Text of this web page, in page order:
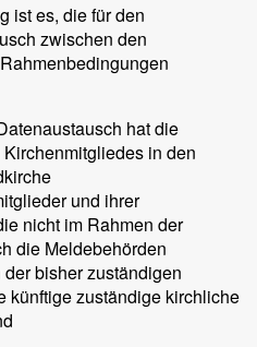
ist es, die für den
zwischen den
hat die
in den
und ihrer
nicht im Rahmen der
die Meldebehörden
bisher zuständigen
künftige zuständige kirchliche